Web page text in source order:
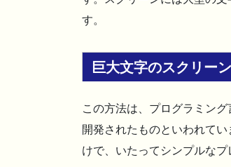
す。
巨大文字のスクリー
この方法は、プログラミン
開発されたものといわれて
けで、いたってシンプルなプ